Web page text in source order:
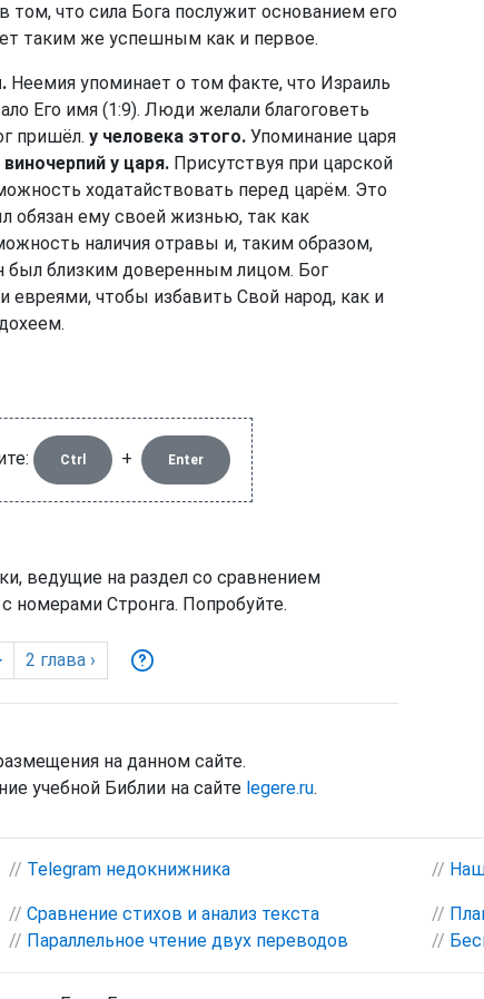
том, что сила Бога послужит основанием его
таким же успешным как и первое.
Неемия упоминает о том факте, что Израиль
Его имя (1:9). Люди желали благоговеть
пришёл. у человека этого. Упоминание царя
виночерпий у царя. Присутствуя при царской
ходатайствовать перед царём. Это
обязан ему своей жизнью, так как
наличия отравы и, таким образом,
был близким доверенным лицом. Бог
чтобы избавить Свой народ, как и
Ctrl + Enter
ведущие на раздел со сравнением
номерами Стронга. Попробуйте.
2 глава ›
на данном сайте.
учебной Библии на сайте legere.ru.
// Telegram недокнижника // Наш
// Сравнение стихов и анализ текста
// Параллельное чтение двух переводов
//
//